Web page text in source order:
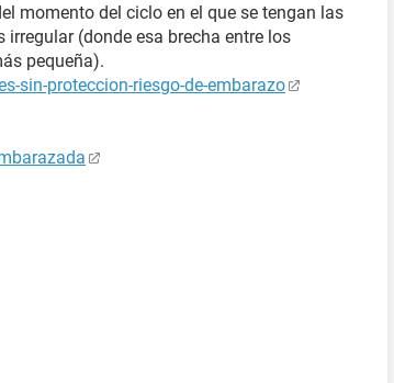
momento del ciclo en el que se tengan las
(donde esa brecha entre los
pequeña).
sin-proteccion-riesgo-de-embarazo